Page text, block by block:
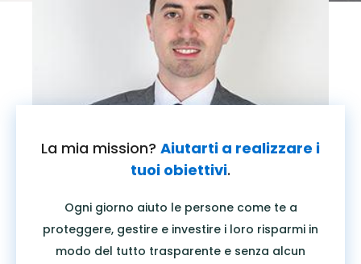
La mia mission? Aiutarti a realizzare i
tuoi obiettivi.
Ogni giorno aiuto le persone come te a
proteggere, gestire e investire i loro risparmi in
modo del tutto trasparente e senza alcun